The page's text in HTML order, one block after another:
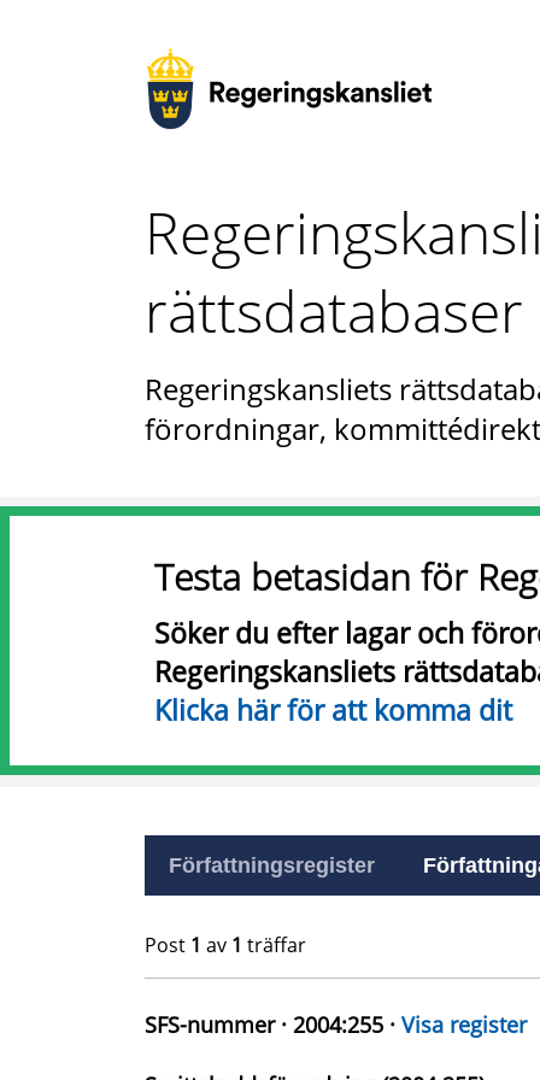
rättsdatabaser
Regeringskansliets
förordningar,
Testa betasidan för
Söker du efter lagar och
Regeringskansliets
Klicka här för att komma dit
Författningsregister
Post 1 av 1 träffar
SFS-nummer · 2004:255 · Visa register